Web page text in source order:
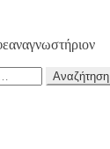
Αναζήτηση